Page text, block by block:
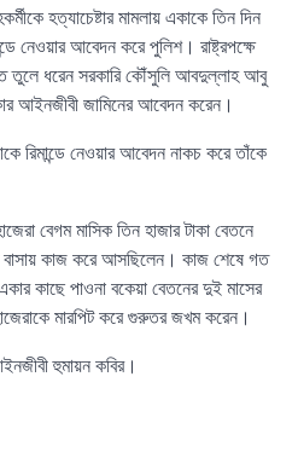
হত্যাচেষ্টার মামলায় একাকে তিন দিন
নেওয়ার আবেদন করে পুলিশ। রাষ্ট্রপক্ষে
তুলে ধরেন সরকারি কৌঁসুলি আবদুল্লাহ আবু
আইনজীবী জামিনের আবেদন করেন।
রিমান্ডে নেওয়ার আবেদন নাকচ করে তাঁকে
বেগম মাসিক তিন হাজার টাকা বেতনে
বাসায় কাজ করে আসছিলেন। কাজ শেষে গত
কাছে পাওনা বকেয়া বেতনের দুই মাসের
মারপিট করে গুরুতর জখম করেন।
হুমায়ন কবির।